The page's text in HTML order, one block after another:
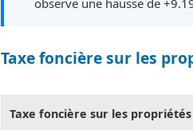
observe une hausse de
Taxe foncière sur les
Taxe foncière sur les